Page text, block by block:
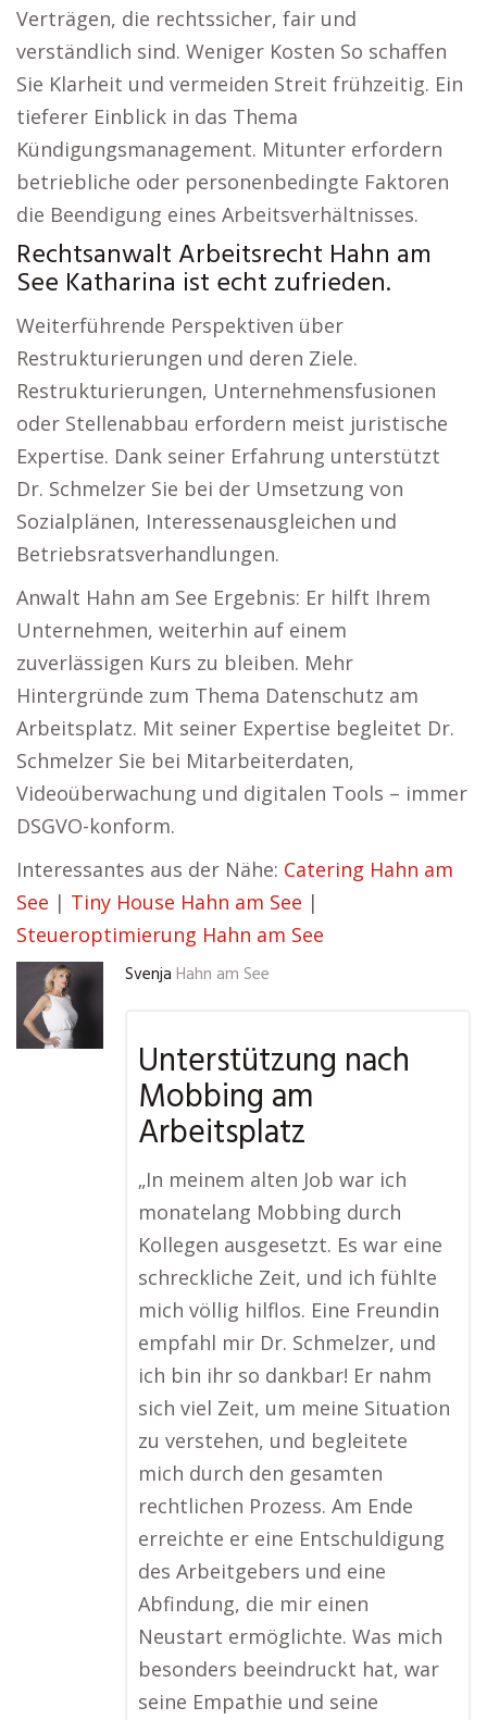
Verträgen, die rechtssicher, fair und
verständlich sind. Weniger Kosten So schaffen
Sie Klarheit und vermeiden Streit frühzeitig. Ein
tieferer Einblick in das Thema
Kündigungsmanagement. Mitunter erfordern
betriebliche oder personenbedingte Faktoren
die Beendigung eines Arbeitsverhältnisses.
Rechtsanwalt Arbeitsrecht Hahn am
See Katharina ist echt zufrieden.
Weiterführende Perspektiven über
Restrukturierungen und deren Ziele.
Restrukturierungen, Unternehmensfusionen
oder Stellenabbau erfordern meist juristische
Expertise. Dank seiner Erfahrung unterstützt
Dr. Schmelzer Sie bei der Umsetzung von
Sozialplänen, Interessenausgleichen und
Betriebsratsverhandlungen.
Anwalt Hahn am See Ergebnis: Er hilft Ihrem
Unternehmen, weiterhin auf einem
zuverlässigen Kurs zu bleiben. Mehr
Hintergründe zum Thema Datenschutz am
Arbeitsplatz. Mit seiner Expertise begleitet Dr.
Schmelzer Sie bei Mitarbeiterdaten,
Videoüberwachung und digitalen Tools – immer
DSGVO-konform.
Interessantes aus der Nähe: Catering Hahn am
See | Tiny House Hahn am See |
Steueroptimierung Hahn am See
Svenja Hahn am See
Unterstützung nach
Mobbing am
Arbeitsplatz
„In meinem alten Job war ich
monatelang Mobbing durch
Kollegen ausgesetzt. Es war eine
schreckliche Zeit, und ich fühlte
mich völlig hilflos. Eine Freundin
empfahl mir Dr. Schmelzer, und
ich bin ihr so dankbar! Er nahm
sich viel Zeit, um meine Situation
zu verstehen, und begleitete
mich durch den gesamten
rechtlichen Prozess. Am Ende
erreichte er eine Entschuldigung
des Arbeitgebers und eine
Abfindung, die mir einen
Neustart ermöglichte. Was mich
besonders beeindruckt hat, war
seine Empathie und seine